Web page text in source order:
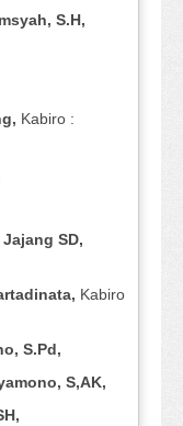
S.H,
Kabiro :
Jajang SD,
Kabiro
S.Pd,
S,AK,